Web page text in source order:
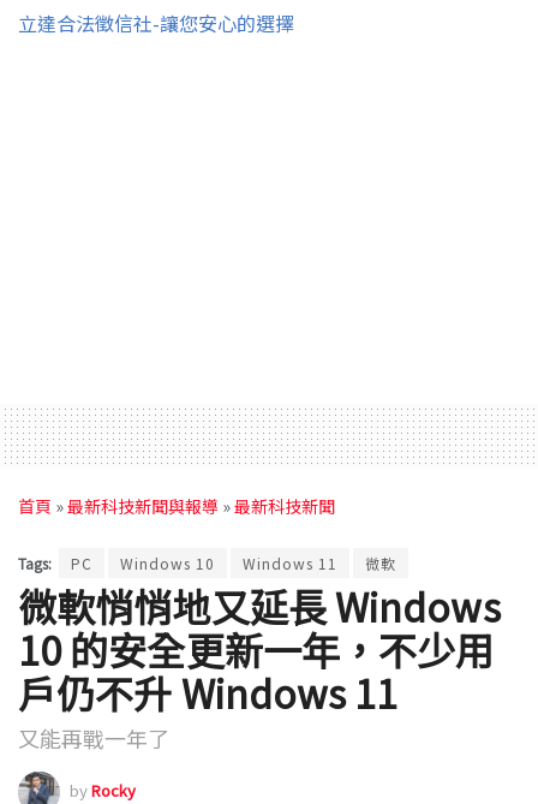
立達合法徵信社-讓您安心的選擇
首頁 »最新科技新聞與報導 »最新科技新聞
Tags: PC Windows 10 Windows 11 微軟
微軟悄悄地又延長 Windows
10 的安全更新一年，不少用
戶仍不升 Windows 11
又能再戰一年了
byRocky